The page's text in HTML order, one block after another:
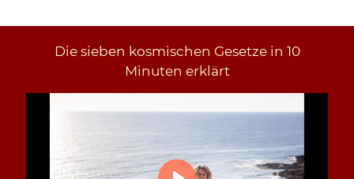
Die sieben kosmischen Gesetze in 10
Minuten erklärt